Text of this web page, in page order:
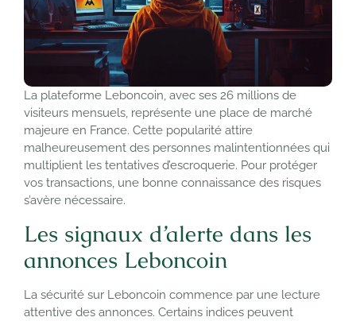
La plateforme Leboncoin, avec ses 26 millions de
visiteurs mensuels, représente une place de marché
majeure en France. Cette popularité attire
malheureusement des personnes malintentionnées qui
multiplient les tentatives d’escroquerie. Pour protéger
vos transactions, une bonne connaissance des risques
s’avère nécessaire.
Les signaux d’alerte dans les
annonces Leboncoin
La sécurité sur Leboncoin commence par une lecture
attentive des annonces. Certains indices peuvent